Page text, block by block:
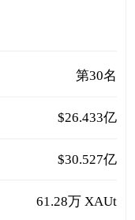
第30名
$26.433亿
$30.527亿
61.28万 XAUt